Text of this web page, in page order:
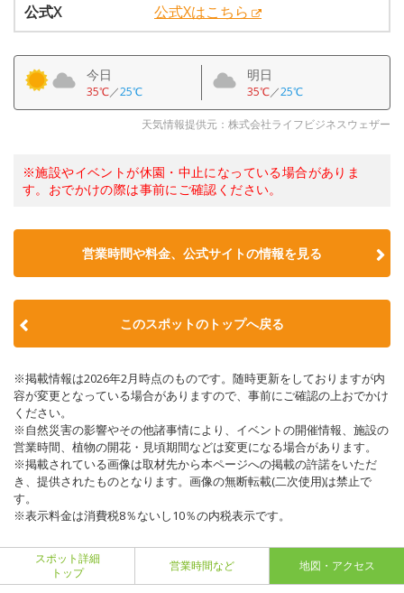
公式X
公式Xはこちら
今日
35℃／25℃
明日
35℃／25℃
天気情報提供元：株式会社ライフビジネスウェザー
※施設やイベントが休園・中止になっている場合がありま
す。おでかけの際は事前にご確認ください。
営業時間や料金、公式サイトの情報を見る
このスポットのトップへ戻る
※掲載情報は2026年2月時点のものです。随時更新をしておりますが内
容が変更となっている場合がありますので、事前にご確認の上おでかけ
ください。
※自然災害の影響やその他諸事情により、イベントの開催情報、施設の
営業時間、植物の開花・見頃期間などは変更になる場合があります。
※掲載されている画像は取材先から本ページへの掲載の許諾をいただ
き、提供されたものとなります。画像の無断転載(二次使用)は禁止で
す。
※表示料金は消費税8％ないし10％の内税表示です。
スポット詳細
トップ
営業時間など 地図・アクセス